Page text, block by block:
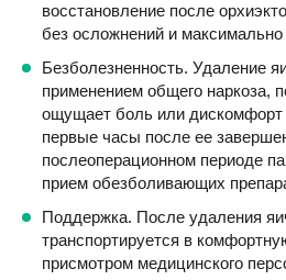
восстановление после
без осложнений и
Безболезненность. Удаление
применением общего наркоза,
ощущает боль или дискомфорт
первые часы после ее
послеоперационном периоде
прием обезболивающих
Поддержка. После удаления
транспортируется в
присмотром медицинского